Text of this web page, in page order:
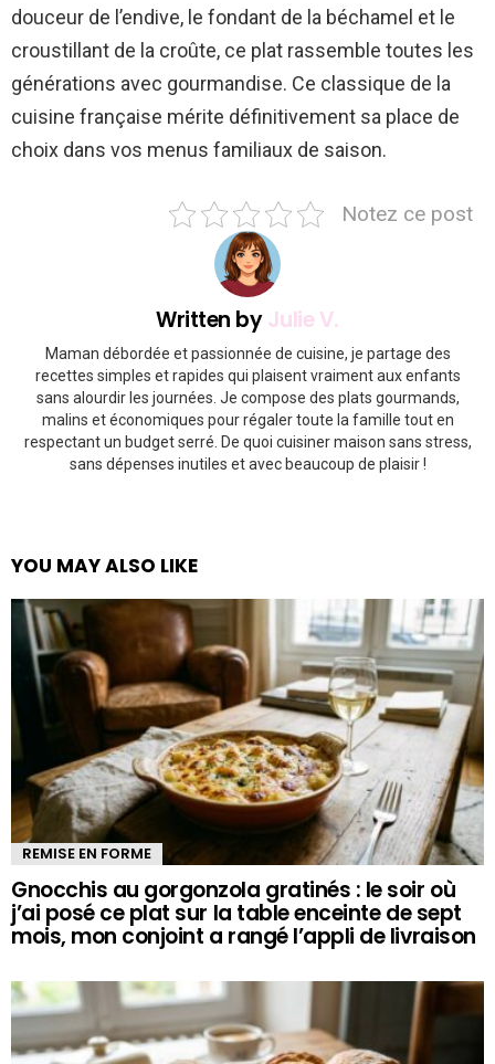
douceur de l’endive, le fondant de la béchamel et le
croustillant de la croûte, ce plat rassemble toutes les
générations avec gourmandise. Ce classique de la
cuisine française mérite définitivement sa place de
choix dans vos menus familiaux de saison.
Notez ce post
Written byJulie V.
Maman débordée et passionnée de cuisine, je partage des
recettes simples et rapides qui plaisent vraiment aux enfants
sans alourdir les journées. Je compose des plats gourmands,
malins et économiques pour régaler toute la famille tout en
respectant un budget serré. De quoi cuisiner maison sans stress,
sans dépenses inutiles et avec beaucoup de plaisir !
YOU MAY ALSO LIKE
REMISE EN FORME
Gnocchis au gorgonzola gratinés : le soir où
j’ai posé ce plat sur la table enceinte de sept
mois, mon conjoint a rangé l’appli de livraison